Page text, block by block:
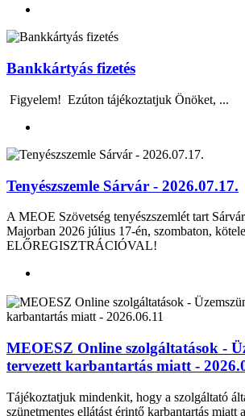
Bankkártyás fizetés
Figyelem! Ezúton tájékoztatjuk Önöket, ...
Tenyészszemle Sárvár - 2026.07.17.
A MEOE Szövetség tenyészszemlét tart
Majorban 2026 július 17-én, szombaton,
ELŐREGISZTRÁCIÓVAL!
MEOESZ Online szolgáltatások -
tervezett karbantartás miatt -
Tájékoztatjuk mindenkit, hogy a szolgáltató
szünetmentes ellátást érintő karbantartás